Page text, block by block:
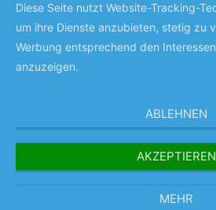
Diese Seite nutzt Website-Tracking-
um ihre Dienste anzubieten, stetig zu
Werbung entsprechend den
anzuzeigen.
ABLEHNEN
AKZEPTIEREN
MEHR